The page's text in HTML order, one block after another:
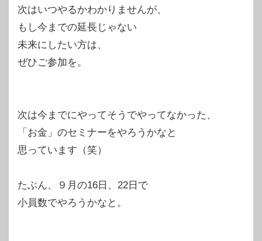
次はいつやるかわかりませんが、
もし今までの延長じゃない
未来にしたい方は、
ぜひご参加を。
次は今までにやってそうでやってなかった、
「お金」のセミナーをやろうかなと
思っています（笑）
たぶん、９月の16日、22日で
小員数でやろうかなと。